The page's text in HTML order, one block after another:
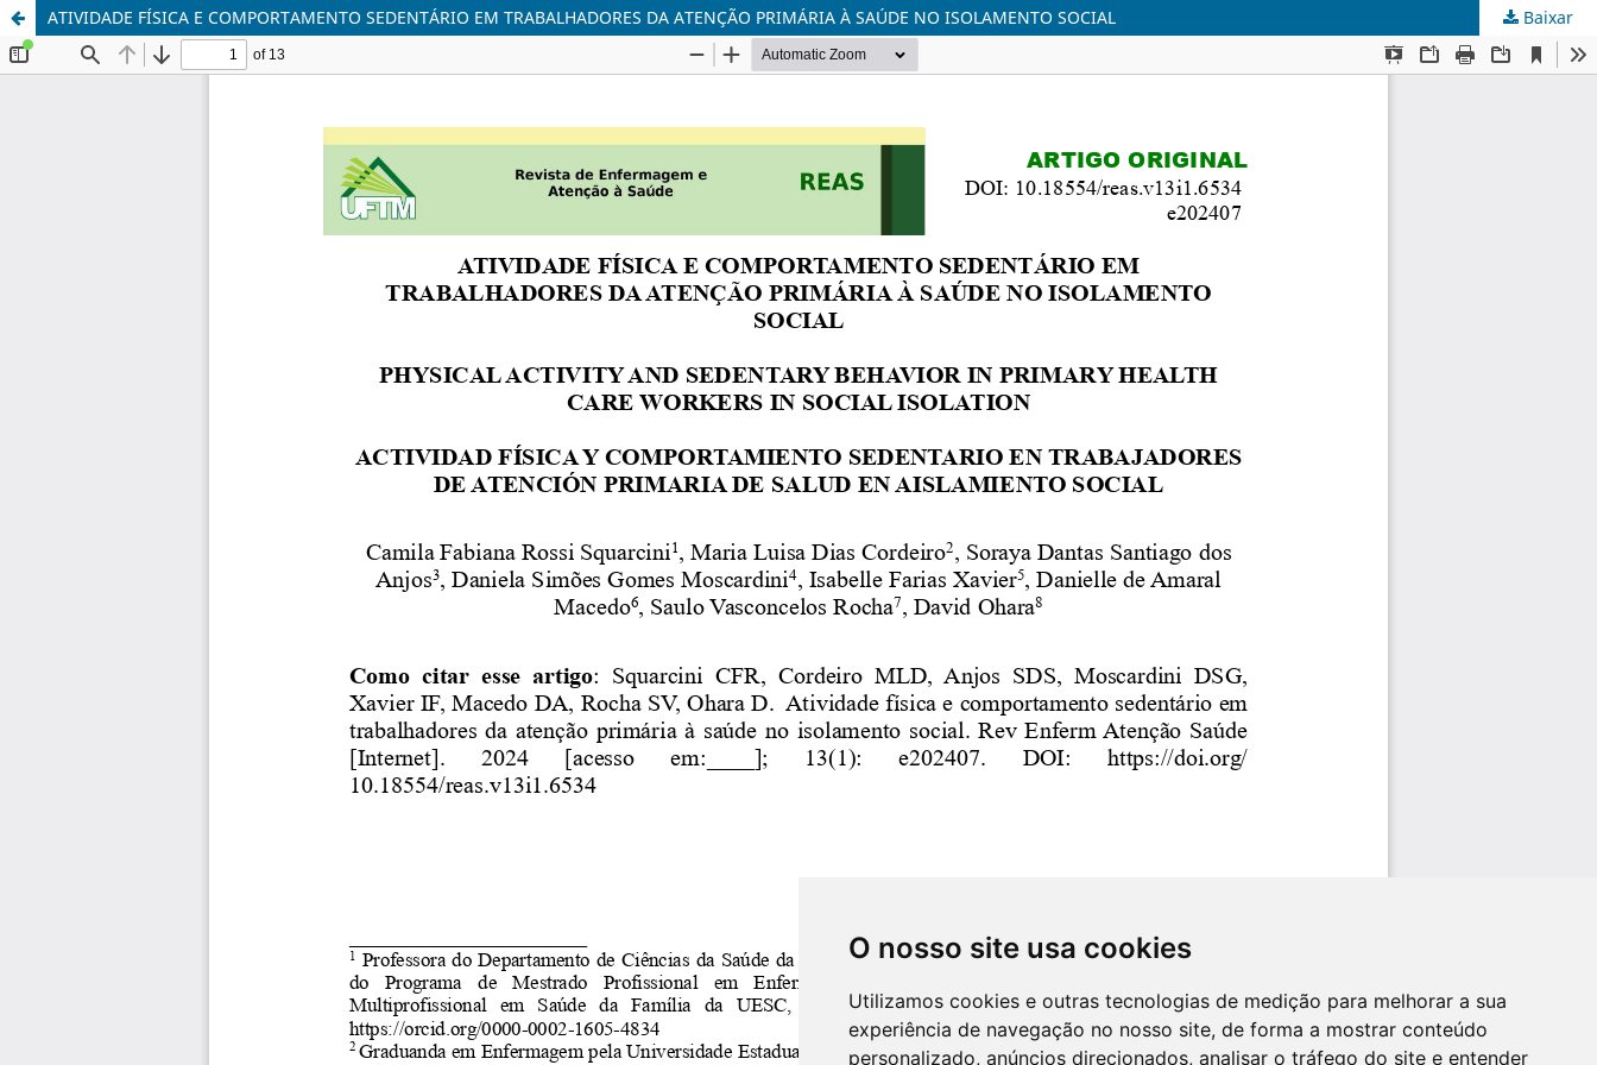
O nosso site usa cookies
Utilizamos cookies e outras tecnologias de medição para melhorar a sua
experiência de navegação no nosso site, de forma a mostrar conteúdo
personalizado, anúncios direcionados, analisar o tráfego do site e entender
ATIVIDADE FÍSICA E COMPORTAMENTO SEDENTÁRIO EM TRABALHADORES DA ATENÇÃO PRIMÁRIA À SAÚDE NO ISOLAMENTO SOCIAL Baixar